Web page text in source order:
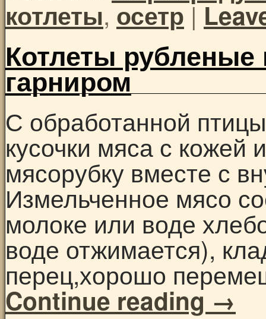
котлеты,осетр |
Котлеты
гарниром
С обработанной
кусочки мяса с кожей
мясорубку вместе с
Измельченное мясо
молоке или воде
воде отжимается),
перец,хорошо
Continue reading →